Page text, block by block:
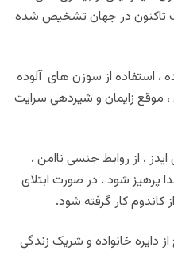
تاکنون در جهان تشخیص شده
، استفاده از سوزن های آلوده
، موقع زایمان و شیردهی سرایت
، از روابط جنسی ناامن ،
پرهیز شود . در صورت ابتلای
کار گرفته شود.
دایره خانواده و شریک زندگی